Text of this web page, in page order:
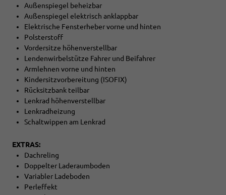
Außenspiegel beheizbar
Außenspiegel elektrisch anklappbar
Elektrische Fensterheber vorne und hinten
Polsterstoff
Vordersitze höhenverstellbar
Lendenwirbelstütze Fahrer und Beifahrer
Armlehnen vorne und hinten
Kindersitzvorbereitung (ISOFIX)
Rücksitzbank teilbar
Lenkrad höhenverstellbar
Lenkradheizung
Schaltwippen am Lenkrad
EXTRAS:
Dachreling
Doppelter Laderaumboden
Variabler Ladeboden
Perleffekt